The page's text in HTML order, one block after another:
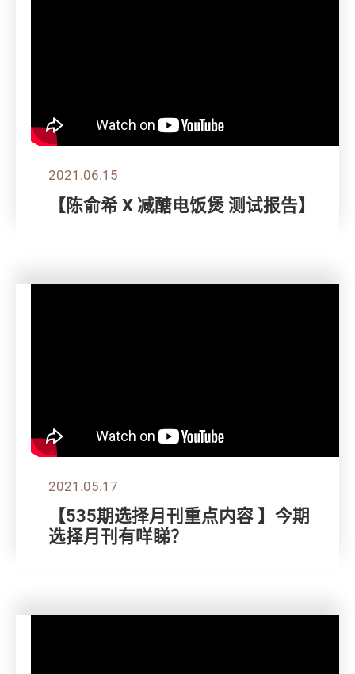
2021.06.15
【陈俞希 X 减醣电饭煲 测试报告】
2021.05.17
【535期选择月刊重点内容 】今期
选择月刊有咩睇？